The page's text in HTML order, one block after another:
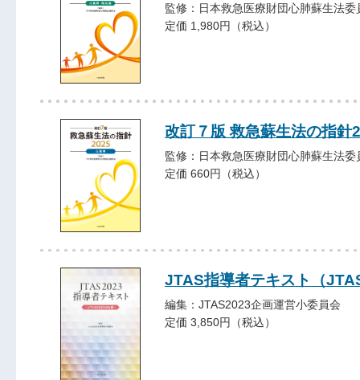
監修：日本救急医療財団心肺蘇生法委
定価 1,980円（税込）
改訂７版 救急蘇生法の指針
監修：日本救急医療財団心肺蘇生法委
定価 660円（税込）
JTAS指導者テキスト（
編集：JTAS2023企画運営小委員会
定価 3,850円（税込）